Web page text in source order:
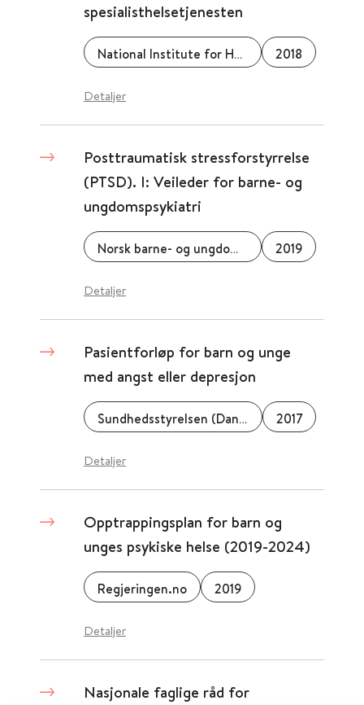
spesialisthelsetjenesten
National Institute for Health and Care Excellence (NICE) 2018
Detaljer
Posttraumatisk stressforstyrrelse
(PTSD). I: Veileder for barne- og
ungdomspsykiatri
Norsk barne- og ungdomspsykiatrisk forening 2019
Detaljer
Pasientforløp for barn og unge
med angst eller depresjon
Sundhedsstyrelsen (Danmark) 2017
Detaljer
Opptrappingsplan for barn og
unges psykiske helse (2019-2024)
Regjeringen.no 2019
Detaljer
Nasjonale faglige råd for